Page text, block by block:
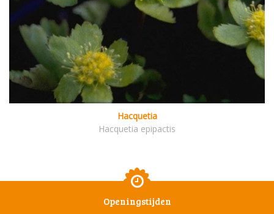
Hacquetia
Hacquetia epipactis
Openingstijden